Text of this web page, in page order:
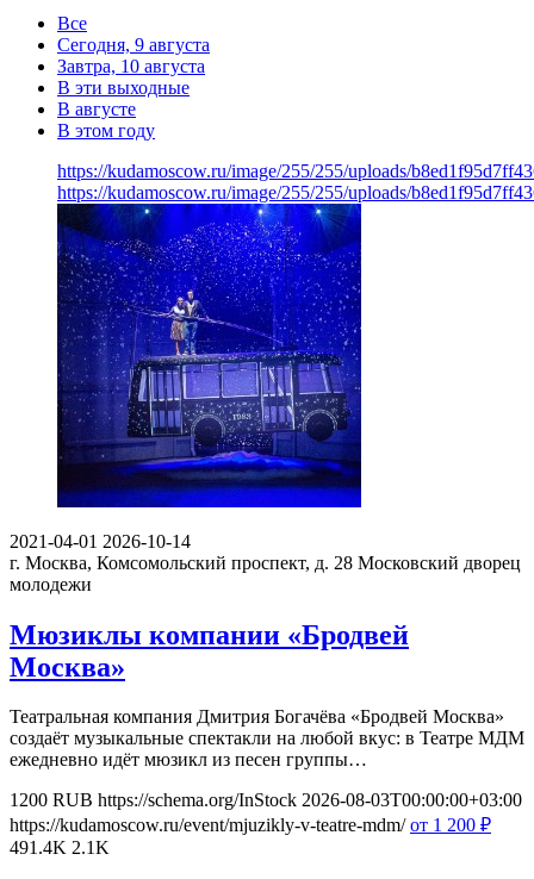
Все
Сегодня, 9 августа
Завтра, 10 августа
В эти выходные
В августе
В этом году
https://kudamoscow.ru/image/255/255/uploads/
https://kudamoscow.ru/image/255/255/uploads/
2021-04-01 2026-10-14
г. Москва, Комсомольский проспект, д. 28 Московский дворец
молодежи
Мюзиклы компании «Бродвей
Москва»
Театральная компания Дмитрия Богачёва «Бродвей Москва»
создаёт музыкальные спектакли на любой вкус: в Театре МДМ
ежедневно идёт мюзикл из песен группы…
1200 RUB https://schema.org/InStock 2026-08-03T00:00:00+03:00
https://kudamoscow.ru/event/mjuzikly-v-teatre-mdm/ от 1 200 ₽
491.4K 2.1K